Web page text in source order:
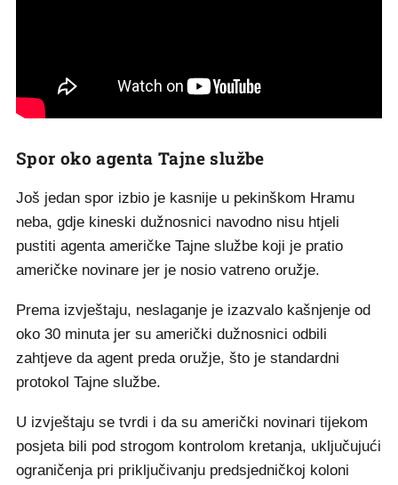
Spor oko agenta Tajne službe
Još jedan spor izbio je kasnije u pekinškom Hramu
neba, gdje kineski dužnosnici navodno nisu htjeli
pustiti agenta američke Tajne službe koji je pratio
američke novinare jer je nosio vatreno oružje.
Prema izvještaju, neslaganje je izazvalo kašnjenje od
oko 30 minuta jer su američki dužnosnici odbili
zahtjeve da agent preda oružje, što je standardni
protokol Tajne službe.
U izvještaju se tvrdi i da su američki novinari tijekom
posjeta bili pod strogom kontrolom kretanja, uključujući
ograničenja pri priključivanju predsjedničkoj koloni